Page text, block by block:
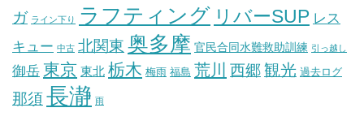
ガ ライン下り ラフティング リバーSUP レス
キュー 中古 北関東 奥多摩 官民合同水難救助訓練 引っ越し
御岳 東京 東北 栃木 梅雨 福島 荒川 西郷観光 過去ログ
那須長瀞 雨